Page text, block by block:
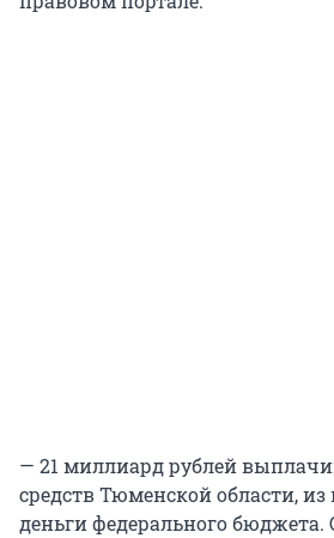
— 21 миллиард рублей
средств Тюменской области, из
деньги федерального бюджета.